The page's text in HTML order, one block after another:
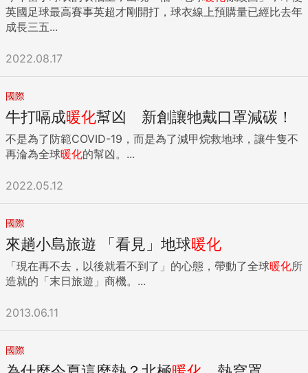
英國足球最高賽事英超才剛開打，球衣線上預購量已經比去年
成長三五...
2022.08.17
國際
牛打嗝成暖化幫凶 新創讓牠戴口罩減碳！
不是為了防範COVID-19，而是為了減甲烷救地球，讓牛隻不
再淪為全球暖化的幫凶。...
2022.05.12
國際
來趟小島旅遊 「看見」地球暖化
「現在再不去，以後就看不到了」的心態，帶動了全球暖化所
造就的「末日旅遊」商機。...
2013.06.11
國際